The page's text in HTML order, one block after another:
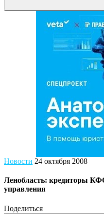
Новости 24 октября 2008
Ленобласть: кредиторы
управления
Поделиться